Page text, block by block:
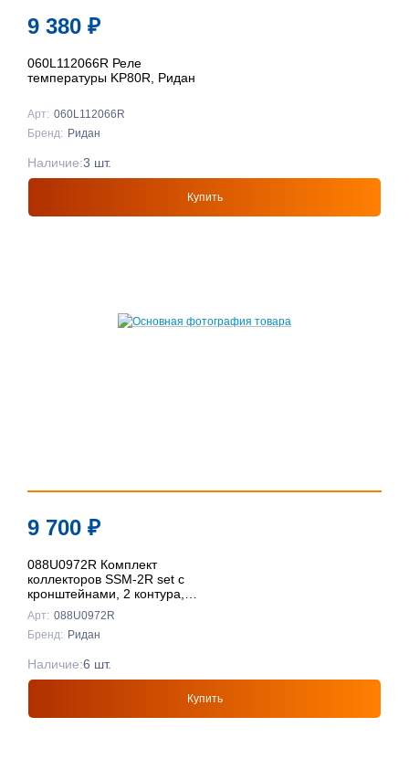
9 380 ₽
060L112066R Реле
температуры KP80R, Ридан
Арт: 060L112066R
Бренд: Ридан
Купить
Наличие:3 шт.
9 700 ₽
088U0972R Комплект
коллекторов SSM-2R set с
кронштейнами, 2 контура,
Ридан
Арт: 088U0972R
Бренд: Ридан
Купить
Наличие:6 шт.